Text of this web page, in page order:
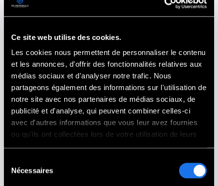
Ce site web utilise des cookies.
Les cookies nous permettent de personnaliser le contenu
et les annonces, d'offrir des fonctionnalités relatives aux
médias sociaux et d'analyser notre trafic. Nous
partageons également des informations sur l'utilisation de
notre site avec nos partenaires de médias sociaux, de
publicité et d'analyse, qui peuvent combiner celles-ci
avec d'autres informations que vous leur avez fournies
ou qu'ils ont collectées lors de votre utilisation de leurs
services.
Nécessaires
Monuments commémoratifs des familles
Gold Star
Wichita Falls,